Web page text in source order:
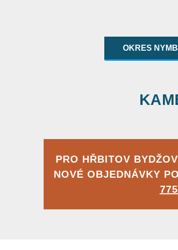
OKRES
PRO HŘBITOV
NOVÉ OBJEDNÁVKY